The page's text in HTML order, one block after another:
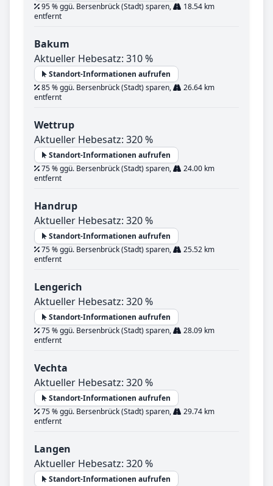
95 % ggü. Bersenbrück (Stadt) sparen,
18.54 km
entfernt
Bakum
Aktueller Hebesatz: 310 %
Standort-Informationen aufrufen
85 % ggü. Bersenbrück (Stadt) sparen,
26.64 km
entfernt
Wettrup
Aktueller Hebesatz: 320 %
Standort-Informationen aufrufen
75 % ggü. Bersenbrück (Stadt) sparen,
24.00 km
entfernt
Handrup
Aktueller Hebesatz: 320 %
Standort-Informationen aufrufen
75 % ggü. Bersenbrück (Stadt) sparen,
25.52 km
entfernt
Lengerich
Aktueller Hebesatz: 320 %
Standort-Informationen aufrufen
75 % ggü. Bersenbrück (Stadt) sparen,
28.09 km
entfernt
Vechta
Aktueller Hebesatz: 320 %
Standort-Informationen aufrufen
75 % ggü. Bersenbrück (Stadt) sparen,
29.74 km
entfernt
Langen
Aktueller Hebesatz: 320 %
Standort-Informationen aufrufen